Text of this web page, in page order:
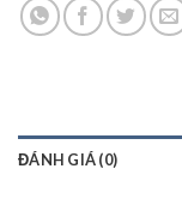
ĐÁNH GIÁ (0)